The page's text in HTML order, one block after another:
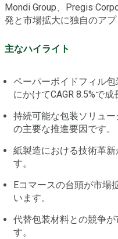
Mondi Group、Pregis
発と市場拡大に独自のアプ
主なハイライト
ペーパーボイドフィル
にかけてCAGR 8.5%で
持続可能な包装ソリュ
の主要な推進要因です。
紙製造における技術革
す。
Eコマースの台頭が市場
います。
代替包装材料との競争
す。